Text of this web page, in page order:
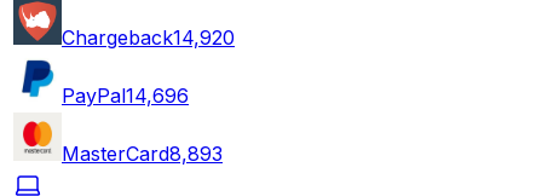
Chargeback14,920
PayPal14,696
MasterCard8,893